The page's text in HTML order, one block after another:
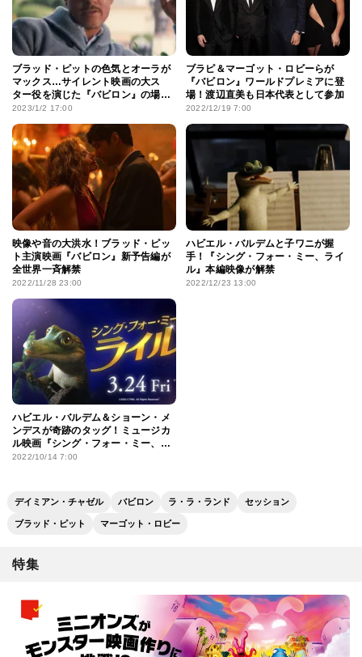
ブラッド・ピットの色気とオーラが
マックス…サイレント映画の大ス
ター役を演じた『バビロン』の場面
写真が解禁！
2023/1/2 17:00
ブラピ＆マーゴット・ロビーらが
『バビロン』ワールドプレミアに登
場！渡辺直美も日本代表として参加
2022/12/19 7:00
映像や音の大洪水！ブラッド・ピッ
ト主演映画『バビロン』新予告編が
全世界一斉解禁
2022/11/28 23:00
ハビエル・バルデムと子ワニが握
手！『シング・フォー・ミー、ライ
ル』本編映像が解禁
2022/12/23 13:00
ハビエル・バルデム＆ショーン・メ
ンデスが奇跡のタッグ！ミュージカ
ル映画『シング・フォー・ミー、ラ
イル』公開決定
2022/10/14 7:00
デイミアン・チャゼル バビロン ラ・ラ・ランド セッション
ブラッド・ピット マーゴット・ロビー
特集